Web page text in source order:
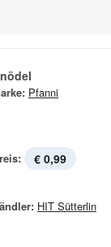
Pfanni
€ 0,99
HIT Sütterlin